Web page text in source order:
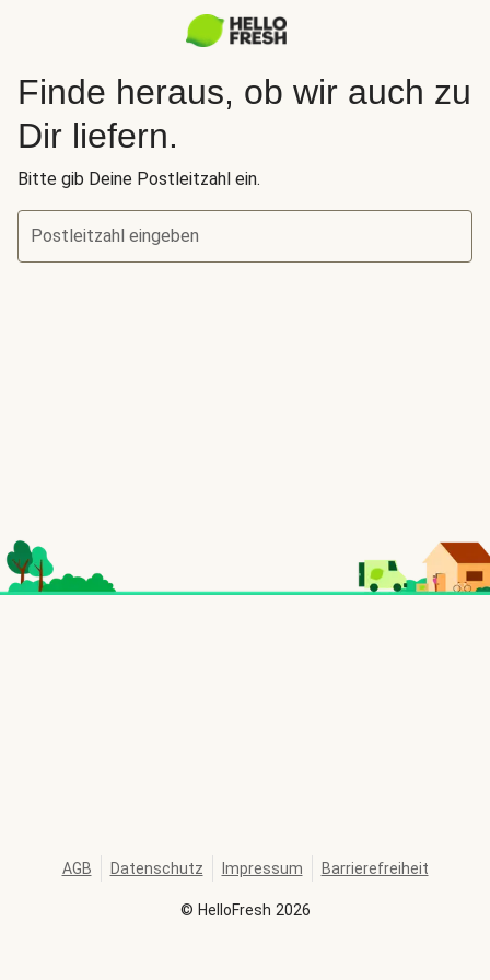
Finde heraus, ob wir auch zu
Dir liefern.
Bitte gib Deine Postleitzahl ein.
Postleitzahl eingeben
© HelloFresh 2026
AGB Datenschutz Impressum Barrierefreiheit